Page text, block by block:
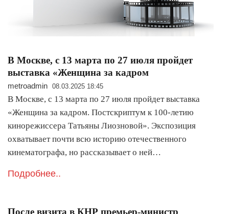
В Москве, с 13 марта по 27 июля пройдет
выставка «Женщина за кадром
metroadmin 08.03.2025 18:45
В Москве, с 13 марта по 27 июля пройдет выставка
«Женщина за кадром. Постскриптум к 100-летию
кинорежиссера Татьяны Лиозновой». Экспозиция
охватывает почти всю историю отечественного
кинематографа, но рассказывает о ней…
Подробнее..
После визита в КНР премьер-министр